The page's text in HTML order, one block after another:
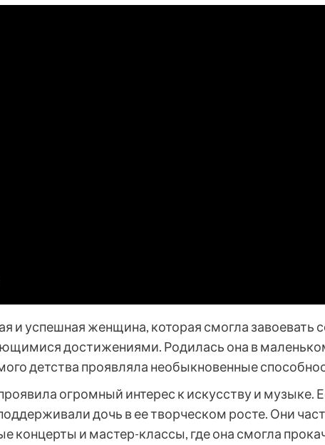
и успешная женщина, которая смогла завоевать
достижениями. Родилась она в
детства проявляла необыкновенные
огромный интерес к искусству и музыке.
дочь в ее творческом росте. Они
концерты и мастер-классы, где она смогла